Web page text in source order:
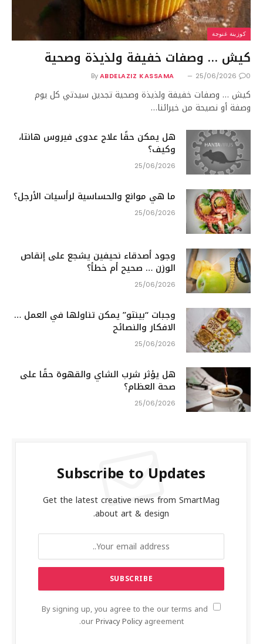
كوزينة غنوجة
كيش … وصفات خفيفة ولذيذة وصحية
By ABDELAZIZ KASSAMA 25/06/2026 0
كيش … وصفات خفيفة ولذيذة وصحية تجدين سيدتي كل يوم
وصفة أو نصيحة من خبرائنا…
هل يمكن حقًا علاج عدوى فيروس هانتا،
وكيف؟
25/06/2026
ما هي موانع والحساسية لرأسيات الأرجل؟
25/06/2026
وجود أصدقاء نحيفين يشجع على إنقاص
الوزن … صحيح أم خطأ؟
25/06/2026
وجبات “بينتو” يمكن تناولها في العمل …
الافكار والنصائح
25/06/2026
هل يؤثر شرب الشاي والقهوة حقًا على
صحة العظام؟
25/06/2026
Subscribe to Updates
Get the latest creative news from SmartMag
about art & design.
By signing up, you agree to the our terms and
ourPrivacy Policyagreement.